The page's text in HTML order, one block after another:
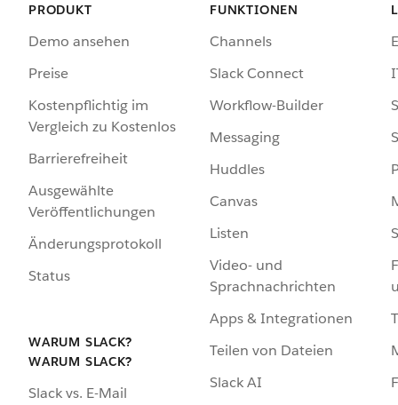
PRODUKT
Demo ansehen
Preise
Kostenpflichtig im
Vergleich zu Kostenlos
Barrierefreiheit
Ausgewählte
Veröffentlichungen
Änderungsprotokoll
Status
WARUM SLACK?
WARUM SLACK?
Slack vs. E-Mail
FUNKTIONEN
Channels
Slack Connect
Workflow-Builder
Messaging
Huddles
Canvas
Listen
Video- und
Sprachnachrichten
Apps & Integrationen
Teilen von Dateien
Slack AI